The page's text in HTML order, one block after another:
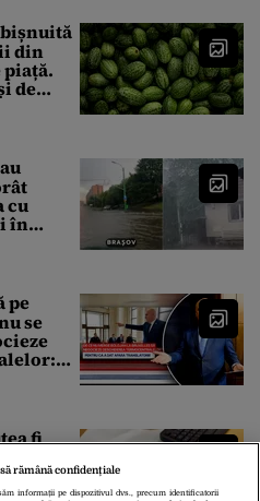
din
piață.
de
cu
în
pe
se
fi
rămână confidențiale
informații pe dispozitivul dvs., precum identificatorii